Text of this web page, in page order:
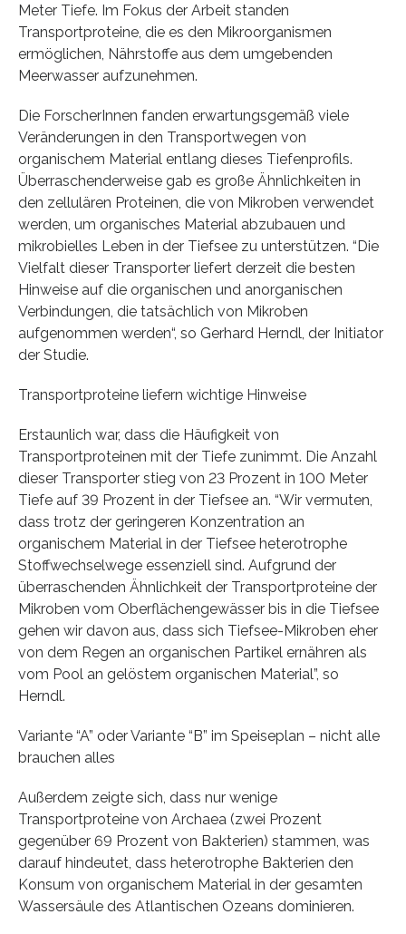
Meter Tiefe. Im Fokus der Arbeit standen
Transportproteine, die es den Mikroorganismen
ermöglichen, Nährstoffe aus dem umgebenden
Meerwasser aufzunehmen.
Die ForscherInnen fanden erwartungsgemäß viele
Veränderungen in den Transportwegen von
organischem Material entlang dieses Tiefenprofils.
Überraschenderweise gab es große Ähnlichkeiten in
den zellulären Proteinen, die von Mikroben verwendet
werden, um organisches Material abzubauen und
mikrobielles Leben in der Tiefsee zu unterstützen. “Die
Vielfalt dieser Transporter liefert derzeit die besten
Hinweise auf die organischen und anorganischen
Verbindungen, die tatsächlich von Mikroben
aufgenommen werden“, so Gerhard Herndl, der Initiator
der Studie.
Transportproteine liefern wichtige Hinweise
Erstaunlich war, dass die Häufigkeit von
Transportproteinen mit der Tiefe zunimmt. Die Anzahl
dieser Transporter stieg von 23 Prozent in 100 Meter
Tiefe auf 39 Prozent in der Tiefsee an. “Wir vermuten,
dass trotz der geringeren Konzentration an
organischem Material in der Tiefsee heterotrophe
Stoffwechselwege essenziell sind. Aufgrund der
überraschenden Ähnlichkeit der Transportproteine der
Mikroben vom Oberflächengewässer bis in die Tiefsee
gehen wir davon aus, dass sich Tiefsee-Mikroben eher
von dem Regen an organischen Partikel ernähren als
vom Pool an gelöstem organischen Material”, so
Herndl.
Variante “A” oder Variante “B” im Speiseplan – nicht alle
brauchen alles
Außerdem zeigte sich, dass nur wenige
Transportproteine von Archaea (zwei Prozent
gegenüber 69 Prozent von Bakterien) stammen, was
darauf hindeutet, dass heterotrophe Bakterien den
Konsum von organischem Material in der gesamten
Wassersäule des Atlantischen Ozeans dominieren.